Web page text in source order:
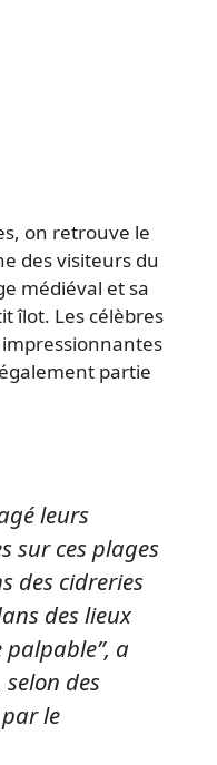
on retrouve le
des visiteurs du
médiéval et sa
îlot. Les célèbres
impressionnantes
partie
leurs
sur ces plages
des cidreries
des lieux
palpable”, a
des
le